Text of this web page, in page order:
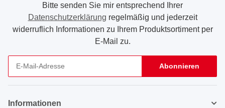
Bitte senden Sie mir entsprechend Ihrer
Datenschutzerklärung regelmäßig und jederzeit
widerruflich Informationen zu Ihrem Produktsortiment per
E-Mail zu.
Abonnieren
Informationen